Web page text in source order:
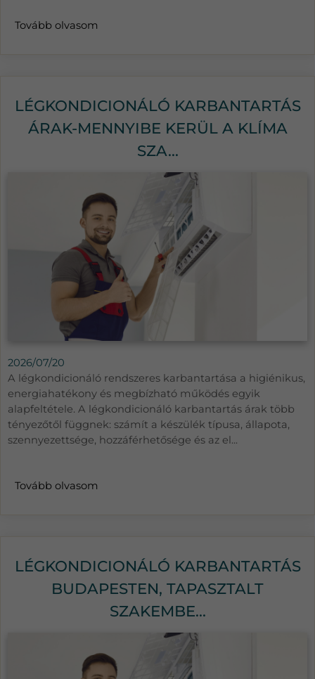
Tovább olvasom
LÉGKONDICIONÁLÓ KARBANTARTÁS
ÁRAK-MENNYIBE KERÜL A KLÍMA
SZA...
2026/07/20
A légkondicionáló rendszeres karbantartása a higiénikus,
energiahatékony és megbízható működés egyik
alapfeltétele. A légkondicionáló karbantartás árak több
tényezőtől függnek: számít a készülék típusa, állapota,
szennyezettsége, hozzáférhetősége és az el...
Tovább olvasom
LÉGKONDICIONÁLÓ KARBANTARTÁS
BUDAPESTEN, TAPASZTALT
SZAKEMBE...